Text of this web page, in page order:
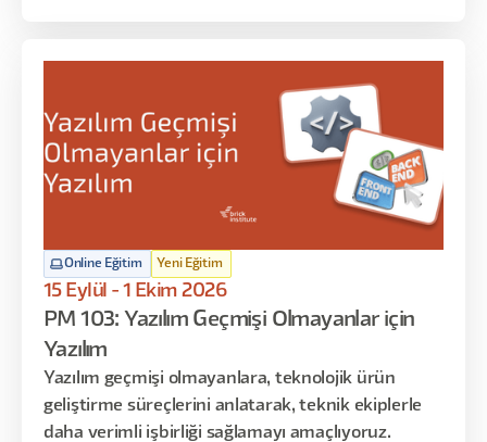
Online Eğitim Yeni Eğitim
15 Eylül - 1 Ekim 2026
PM 103: Yazılım Geçmişi Olmayanlar için
Yazılım
Yazılım geçmişi olmayanlara, teknolojik ürün
geliştirme süreçlerini anlatarak, teknik ekiplerle
daha verimli işbirliği sağlamayı amaçlıyoruz.